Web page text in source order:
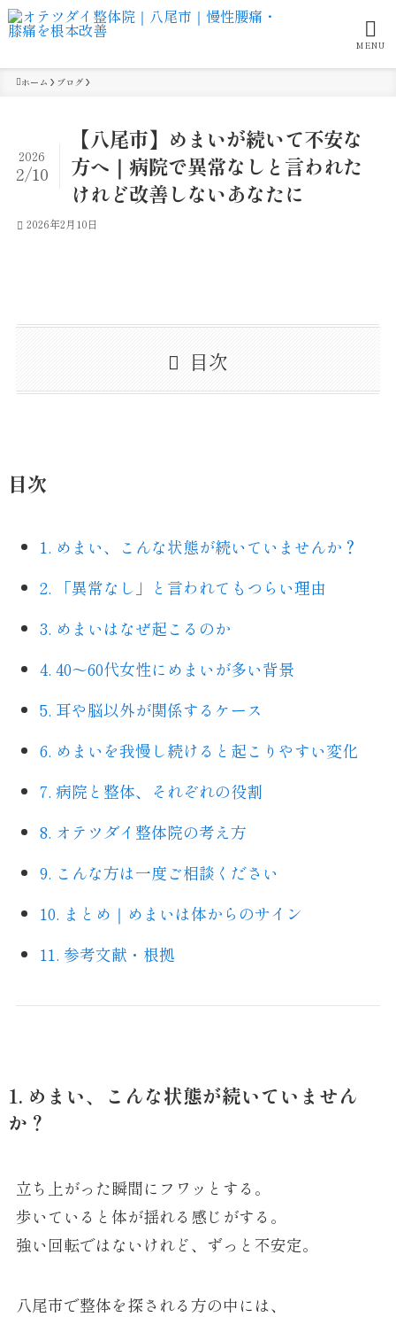
MENU
ホーム ブログ
【八尾市】めまいが続いて不安な
方へ｜病院で異常なしと言われた
けれど改善しないあなたに
2026
2/10
2026年2月10日
目次
目次
1. めまい、こんな状態が続いていませんか？
2. 「異常なし」と言われてもつらい理由
3. めまいはなぜ起こるのか
4. 40〜60代女性にめまいが多い背景
5. 耳や脳以外が関係するケース
6. めまいを我慢し続けると起こりやすい変化
7. 病院と整体、それぞれの役割
8. オテツダイ整体院の考え方
9. こんな方は一度ご相談ください
10. まとめ｜めまいは体からのサイン
11. 参考文献・根拠
1. めまい、こんな状態が続いていません
か？
立ち上がった瞬間にフワッとする。
歩いていると体が揺れる感じがする。
強い回転ではないけれど、ずっと不安定。
八尾市で整体を探される方の中には、